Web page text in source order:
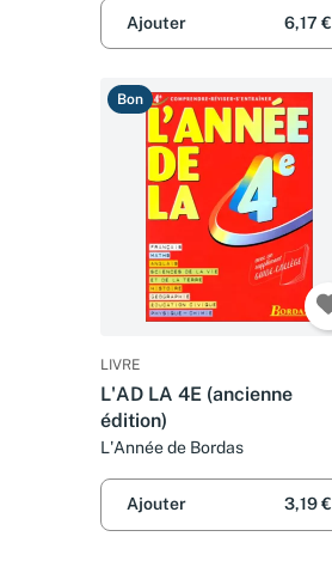
EMMA SCHWABEDISSEN,
ANNIE SEMAL-LEBLEU et
Ajouter 6,17 €
Bon
LIVRE
L'AD LA 4E (ancienne
édition)
L'Année de Bordas
Ajouter 3,19 €